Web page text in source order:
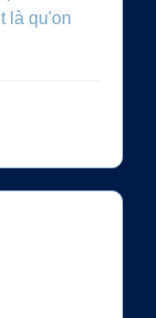
là qu'on